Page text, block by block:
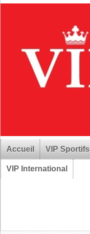
Accueil VIP Sportifs
VIP International